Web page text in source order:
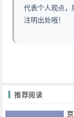
代表个人观点，
注明出处哦！
推荐阅读